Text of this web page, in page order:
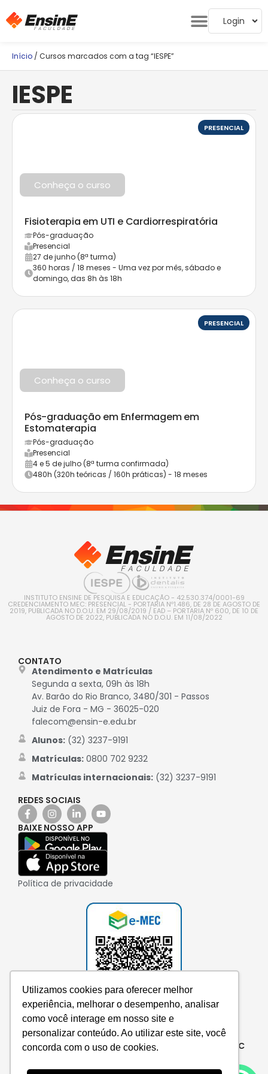
Utilizamos cookies para oferecer melhor
experiência, melhorar o desempenho, analisar
como você interage em nosso site e
personalizar conteúdo. Ao utilizar este site, você
concorda com o uso de cookies.
Login
Início / Cursos marcados com a tag “IESPE”
IESPE
Conheça o curso
PRESENCIAL
Fisioterapia em UTI e Cardiorrespiratória
Pós-graduação
Presencial
27 de junho (8ª turma)
360 horas / 18 meses - Uma vez por mês, sábado e
domingo, das 8h às 18h
Conheça o curso
PRESENCIAL
Pós-graduação em Enfermagem em
Estomaterapia
Pós-graduação
Presencial
4 e 5 de julho (8ª turma confirmada)
480h (320h teóricas / 160h práticas) - 18 meses
INSTITUTO ENSINE DE PESQUISA E EDUCAÇÃO - 42.530.374/0001-69
CREDENCIAMENTO MEC: PRESENCIAL - PORTARIA Nº1.486, DE 28 DE AGOSTO DE
2019, PUBLICADA NO D.O.U. EM 29/08/2019 / EAD – PORTARIA Nº 600, DE 10 DE
AGOSTO DE 2022, PUBLICADA NO D.O.U. EM 11/08/2022
CONTATO
Atendimento e Matrículas
Segunda a sexta, 09h às 18h
Av. Barão do Rio Branco, 3480/301 - Passos
Juiz de Fora - MG - 36025-020
falecom@ensin-e.edu.br
Alunos:(32) 3237-9191
Matrículas:0800 702 9232
Matrículas internacionais:(32) 3237-9191
REDES SOCIAIS
BAIXE NOSSO APP
Política de privacidade
Consulte aqui o cadastro da instituição no e-MEC